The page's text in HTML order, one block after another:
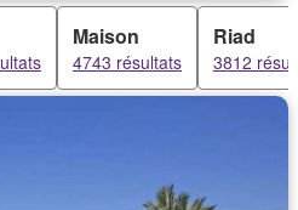
Maison
4743 résultats
Riad
3812